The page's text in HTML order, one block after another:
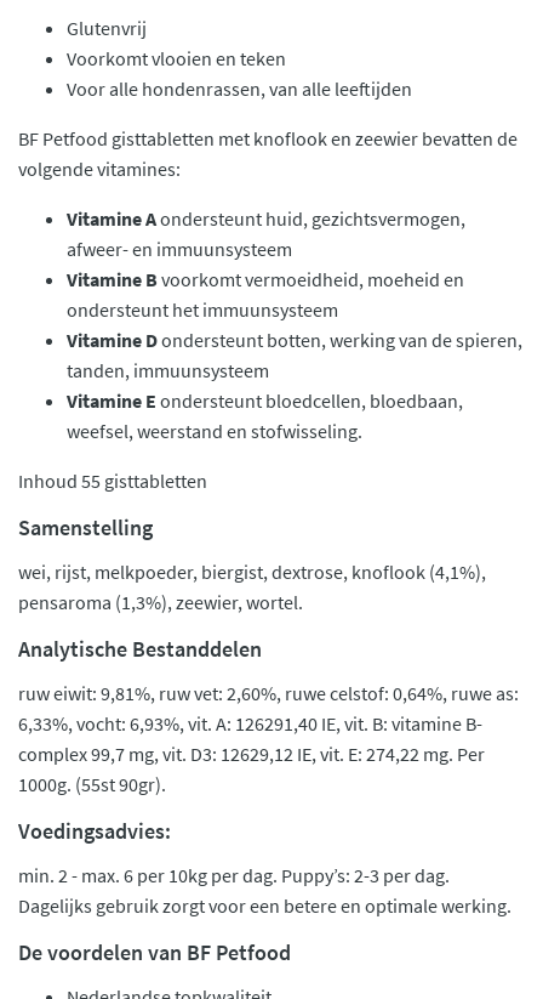
Glutenvrij
Voorkomt vlooien en teken
Voor alle hondenrassen, van alle leeftijden
BF Petfood gisttabletten met knoflook en zeewier bevatten de
volgende vitamines:
Vitamine Aondersteunt huid, gezichtsvermogen,
afweer- en immuunsysteem
Vitamine B voorkomt vermoeidheid, moeheid en
ondersteunt het immuunsysteem
Vitamine Dondersteunt botten, werking van de spieren,
tanden, immuunsysteem
Vitamine E ondersteunt bloedcellen, bloedbaan,
weefsel, weerstand en stofwisseling.
Inhoud 55 gisttabletten
Samenstelling
wei, rijst, melkpoeder, biergist, dextrose, knoflook (4,1%),
pensaroma (1,3%), zeewier, wortel.
Analytische Bestanddelen
ruw eiwit: 9,81%, ruw vet: 2,60%, ruwe celstof: 0,64%, ruwe as:
6,33%, vocht: 6,93%, vit. A: 126291,40 IE, vit. B: vitamine B-
complex 99,7 mg, vit. D3: 12629,12 IE, vit. E: 274,22 mg. Per
1000g. (55st 90gr).
Voedingsadvies:
min. 2 - max. 6 per 10kg per dag. Puppy’s: 2-3 per dag.
Dagelijks gebruik zorgt voor een betere en optimale werking.
De voordelen van BF Petfood